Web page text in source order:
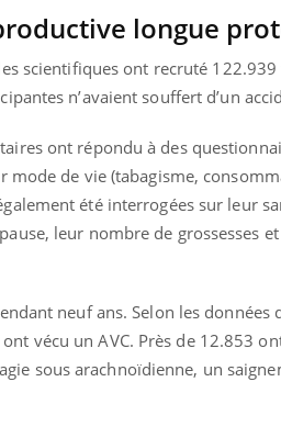
longue
scientifiques ont recruté
n’avaient souffert d’un
ont répondu à des
mode de vie (tabagisme,
été interrogées sur leur
leur nombre de grossesses
neuf ans. Selon les données
vécu un AVC. Près de 12.853
sous arachnoïdienne, un
& Ramadan 2026
Ramadan approche, et, pour de
mais ...